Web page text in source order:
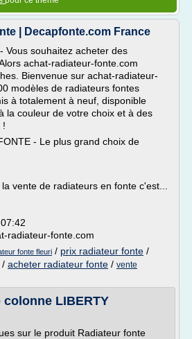
| Decapfonte.com France
Vous souhaitez acheter des
achat-radiateur-fonte.com
Bienvenue sur achat-radiateur-
modèles de radiateurs fontes
à totalement à neuf, disponible
la couleur de votre choix et à des
!
- Le plus grand choix de
vente de radiateurs en fonte c'est...
radiateur-fonte.com
fonte fleuri / prix radiateur fonte /
/ acheter radiateur fonte / vente
LIBERTY
sur le produit Radiateur fonte